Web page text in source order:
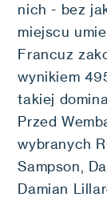
nich - bez
miejscu
Francuz
wynikiem
takiej
Przed
wybranych
Sampson,
Damian